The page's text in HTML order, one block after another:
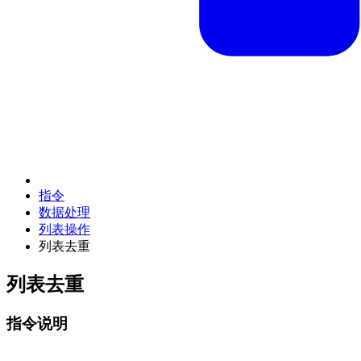
指令
数据处理
列表操作
列表去重
列表去重
指令说明